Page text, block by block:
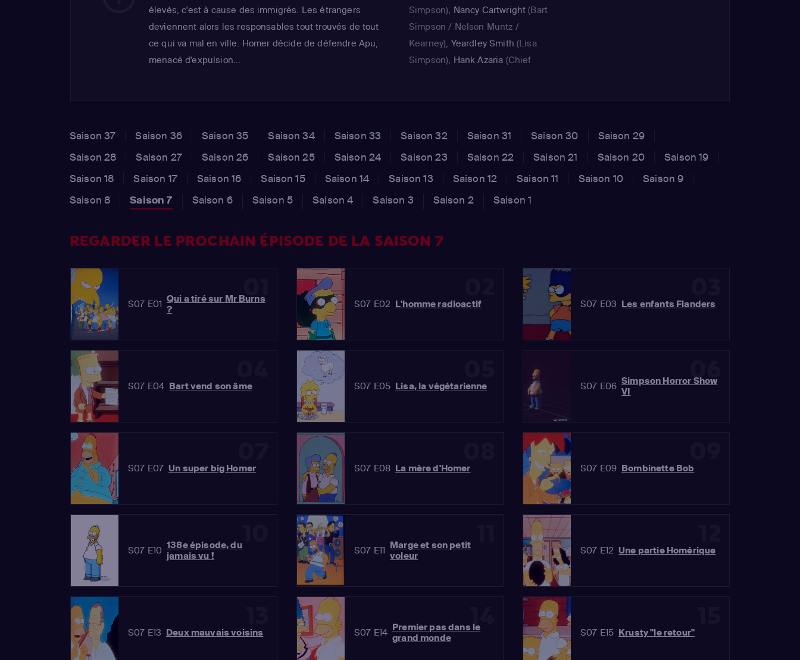
élevés, c'est à cause des immigrés. Les étrangers
deviennent alors les responsables tout trouvés de tout
ce qui va mal en ville. Homer décide de défendre Apu,
menacé d'expulsion...
Simpson), Nancy Cartwright (Bart
Simpson / Nelson Muntz /
Kearney), Yeardley Smith (Lisa
Simpson), Hank Azaria (Chief
Saison 37 Saison 36 Saison 35 Saison 34 Saison 33 Saison 32 Saison 31 Saison 30
Saison 29
Saison 28
Saison 27 Saison 26 Saison 25 Saison 24 Saison 23 Saison 22 Saison 21 Saison 20
Saison 19
Saison 18
Saison 17 Saison 16 Saison 15 Saison 14 Saison 13 Saison 12 Saison 11 Saison 10
Saison 9
Saison 8
Saison 7 Saison 6 Saison 5 Saison 4 Saison 3 Saison 2 Saison 1
REGARDER LE PROCHAIN ÉPISODE DE LA SAISON 7
01
S07 E01 Qui a tiré sur Mr Burns
?
S07 E02 L'homme radioactif S07 E03 Les enfants Flanders
S07 E04 Bart vend son âme S07 E05 Lisa, la végétarienne
06
S07 E06 Simpson Horror Show
VI
S07 E07 Un super big Homer S07 E08 La mère d'Homer S07 E09 Bombinette Bob
S07 E10 138e épisode, du
jamais vu !
S07 E11 Marge et son petit
voleur
S07 E12 Une partie Homérique
S07 E13 Deux mauvais voisins
14
S07 E14 Premier pas dans le
grand monde
S07 E15 Krusty "le retour"